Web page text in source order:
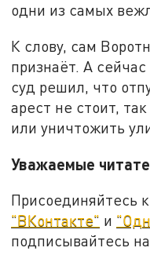
одни из самых
К слову, сам
признаёт. А
суд решил, что
арест не стоит,
или уничтожить
Уважаемые
Присоединяйтесь
"ВКонтакте" и
подписывайтесь